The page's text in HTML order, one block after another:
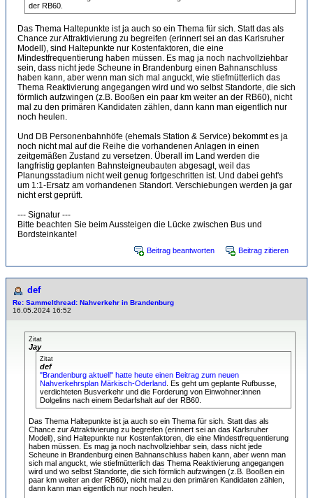
der RB60.
Das Thema Haltepunkte ist ja auch so ein Thema für sich. Statt das als
Chance zur Attraktivierung zu begreifen (erinnert sei an das Karlsruher
Modell), sind Haltepunkte nur Kostenfaktoren, die eine
Mindestfrequentierung haben müssen. Es mag ja noch nachvollziehbar
sein, dass nicht jede Scheune in Brandenburg einen Bahnanschluss
haben kann, aber wenn man sich mal anguckt, wie stiefmütterlich das
Thema Reaktivierung angegangen wird und wo selbst Standorte, die sich
förmlich aufzwingen (z.B. Booßen ein paar km weiter an der RB60), nicht
mal zu den primären Kandidaten zählen, dann kann man eigentlich nur
noch heulen.
Und DB Personenbahnhöfe (ehemals Station & Service) bekommt es ja
noch nicht mal auf die Reihe die vorhandenen Anlagen in einen
zeitgemäßen Zustand zu versetzen. Überall im Land werden die
langfristig geplanten Bahnsteigneubauten abgesagt, weil das
Planungsstadium nicht weit genug fortgeschritten ist. Und dabei geht's
um 1:1-Ersatz am vorhandenen Standort. Verschiebungen werden ja gar
nicht erst geprüft.
--- Signatur ---
Bitte beachten Sie beim Aussteigen die Lücke zwischen Bus und
Bordsteinkante!
Beitrag beantworten Beitrag zitieren
def
Re: Sammelthread: Nahverkehr in Brandenburg
16.05.2024 16:52
Zitat
Jay
Zitat
def
"Brandenburg aktuell" hatte heute einen Beitrag zum neuen
Nahverkehrsplan Märkisch-Oderland . Es geht um geplante Rufbusse,
verdichteten Busverkehr und die Forderung von Einwohner:innen
Dolgelins nach einem Bedarfshalt auf der RB60.
Das Thema Haltepunkte ist ja auch so ein Thema für sich. Statt das als
Chance zur Attraktivierung zu begreifen (erinnert sei an das Karlsruher
Modell), sind Haltepunkte nur Kostenfaktoren, die eine Mindestfrequentierung
haben müssen. Es mag ja noch nachvollziehbar sein, dass nicht jede
Scheune in Brandenburg einen Bahnanschluss haben kann, aber wenn man
sich mal anguckt, wie stiefmütterlich das Thema Reaktivierung angegangen
wird und wo selbst Standorte, die sich förmlich aufzwingen (z.B. Booßen ein
paar km weiter an der RB60), nicht mal zu den primären Kandidaten zählen,
dann kann man eigentlich nur noch heulen.